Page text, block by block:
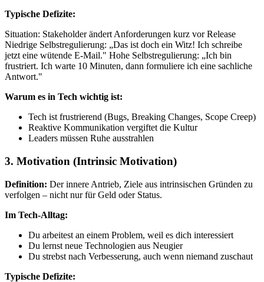
Typische Defizite:
Situation: Stakeholder ändert Anforderungen kurz vor Release
Niedrige Selbstregulierung: „Das ist doch ein Witz! Ich schreibe
jetzt eine wütende E-Mail." Hohe Selbstregulierung: „Ich bin
frustriert. Ich warte 10 Minuten, dann formuliere ich eine sachliche
Antwort."
Warum es in Tech wichtig ist:
Tech ist frustrierend (Bugs, Breaking Changes, Scope Creep)
Reaktive Kommunikation vergiftet die Kultur
Leaders müssen Ruhe ausstrahlen
3. Motivation (Intrinsic Motivation)
Definition: Der innere Antrieb, Ziele aus intrinsischen Gründen zu
verfolgen – nicht nur für Geld oder Status.
Im Tech-Alltag:
Du arbeitest an einem Problem, weil es dich interessiert
Du lernst neue Technologien aus Neugier
Du strebst nach Verbesserung, auch wenn niemand zuschaut
Typische Defizite: